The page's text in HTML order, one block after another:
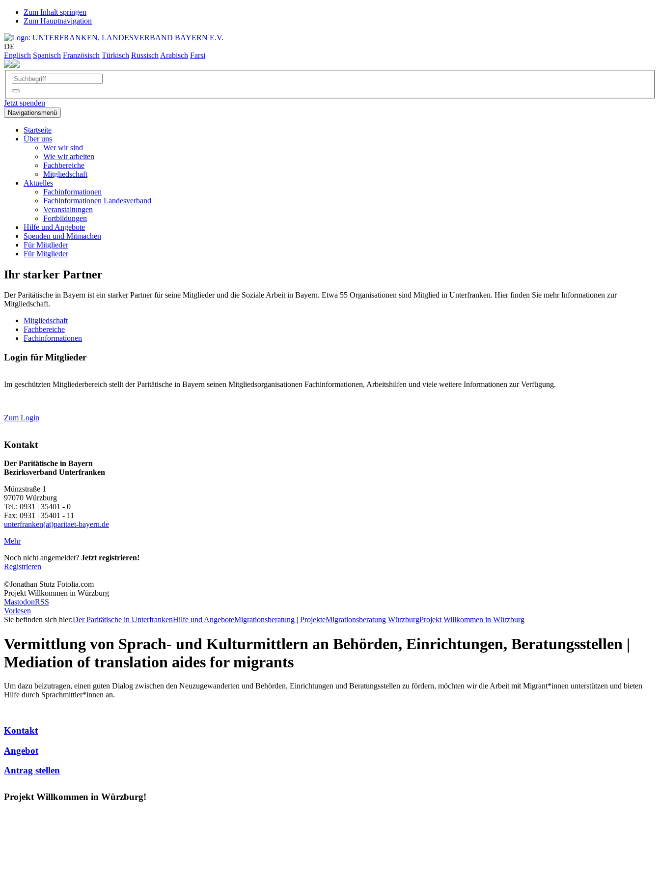
Zum Inhalt springen
Zum Hauptnavigation
DE
Englisch Spanisch Französisch Türkisch Russisch Arabisch Farsi
Jetzt spenden
Navigationsmenü
Startseite
Über uns
Wer wir sind
Wie wir arbeiten
Fachbereiche
Mitgliedschaft
Aktuelles
Fachinformationen
Fachinformationen Landesverband
Veranstaltungen
Fortbildungen
Hilfe und Angebote
Spenden und Mitmachen
Für Mitglieder
Für Mitglieder
Ihr starker Partner
Der Paritätische in Bayern ist ein starker Partner für seine Mitglieder und die Soziale Arbeit in Bayern. Etwa 55 Organisationen sind Mitglied in Unterfranken. Hier finden Sie mehr Informationen zur
Mitgliedschaft.
Mitgliedschaft
Fachbereiche
Fachinformationen
Login für Mitglieder
Im geschützten Mitgliederbereich stellt der Paritätische in Bayern seinen Mitgliedsorganisationen Fachinformationen, Arbeitshilfen und viele weitere Informationen zur Verfügung.
Zum Login
Kontakt
Der Paritätische in Bayern
Bezirksverband Unterfranken
Münzstraße 1
97070 Würzburg
Tel.: 0931 | 35401 - 0
Fax: 0931 | 35401 - 11
unterfranken(at)paritaet-bayern.de
Mehr
Noch nicht angemeldet? Jetzt registrieren!
Registrieren
©Jonathan Stutz Fotolia.com
Projekt Willkommen in Würzburg
MastodonRSS
Vorlesen
Sie befinden sich hier:Der Paritätische in UnterfrankenHilfe und AngeboteMigrationsberatung | ProjekteMigrationsberatung WürzburgProjekt Willkommen in Würzburg
Vermittlung von Sprach- und Kulturmittlern an Behörden, Einrichtungen, Beratungsstellen |
Mediation of translation aides for migrants
Um dazu beizutragen, einen guten Dialog zwischen den Neuzugewanderten und Behörden, Einrichtungen und Beratungsstellen zu fördern, möchten wir die Arbeit mit Migrant*innen unterstützen und bieten
Hilfe durch Sprachmittler*innen an.
Kontakt
Angebot
Antrag stellen
Projekt Willkommen in Würzburg!